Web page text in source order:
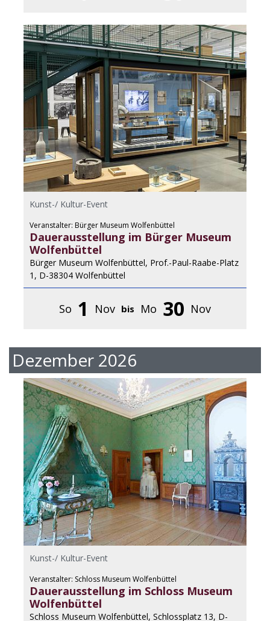
Kunst-/ Kultur-Event
Veranstalter: Bürger Museum Wolfenbüttel
Dauerausstellung im Bürger Museum
Wolfenbüttel
Bürger Museum Wolfenbüttel, Prof.-Paul-Raabe-Platz
1, D-38304 Wolfenbüttel
So 1 Nov bis Mo 30 Nov
Dezember 2026
Kunst-/ Kultur-Event
Veranstalter: Schloss Museum Wolfenbüttel
Dauerausstellung im Schloss Museum
Wolfenbüttel
Schloss Museum Wolfenbüttel, Schlossplatz 13, D-